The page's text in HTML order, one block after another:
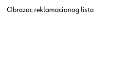
Obrazac reklamacionog lista